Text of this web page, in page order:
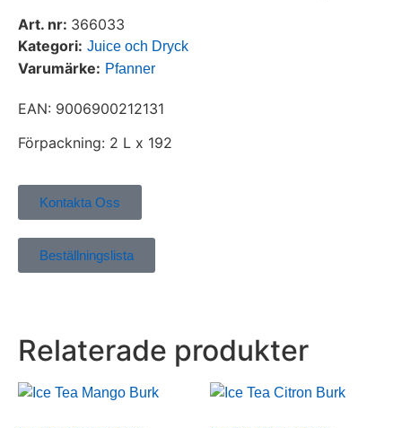
Art. nr: 366033
Kategori: Juice och Dryck
Varumärke: Pfanner
EAN: 9006900212131
Förpackning: 2 L x 192
Kontakta Oss
Beställningslista
Relaterade produkter